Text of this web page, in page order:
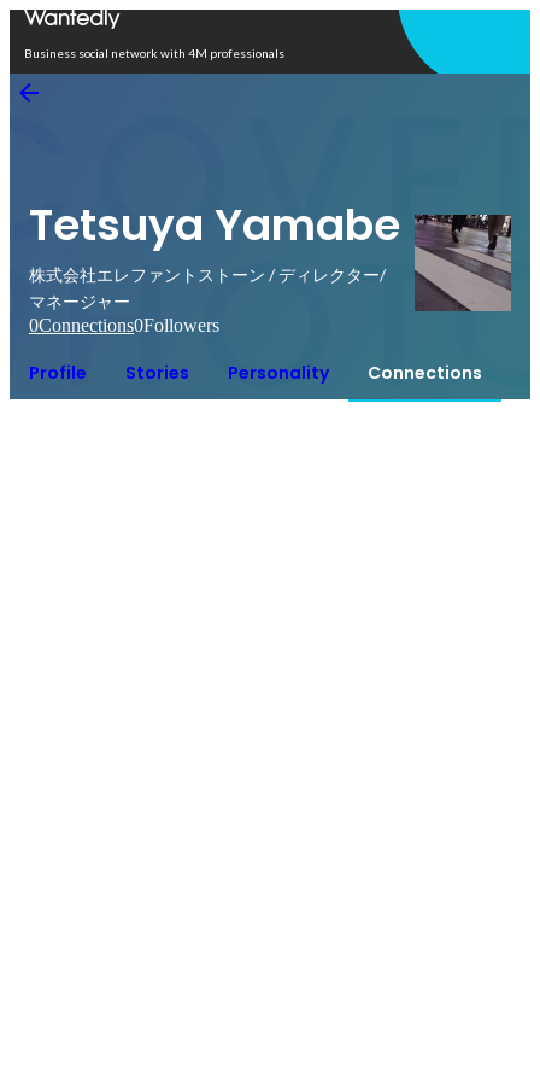
Business social network with 4M professionals
Tetsuya Yamabe
株式会社エレファントストーン / ディレクター/
マネージャー
0Connections0Followers
Profile Stories Personality Connections